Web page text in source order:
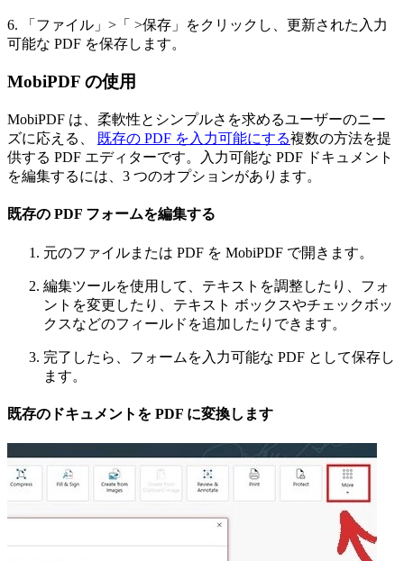
6. 「ファイル」>「 >保存」をクリックし、更新された入力
可能な PDF を保存します。
MobiPDF の使用
MobiPDF は、柔軟性とシンプルさを求めるユーザーのニー
ズに応える、
既存の PDF を入力可能にする複数の方法を提
供する PDF エディターです。入力可能な PDF ドキュメント
を編集するには、3 つのオプションがあります。
既存の PDF フォームを編集する
元のファイルまたは PDF を MobiPDF で開きます。
編集ツールを使用して、テキストを調整したり、フォ
ントを変更したり、テキスト ボックスやチェックボッ
クスなどのフィールドを追加したりできます。
完了したら、フォームを入力可能な PDF として保存し
ます。
既存のドキュメントを PDF に変換します